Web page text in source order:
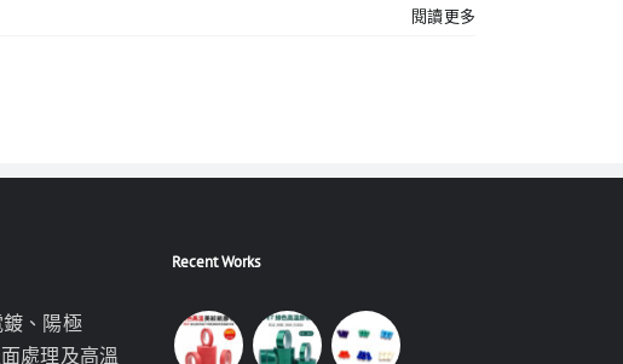
閱讀更多
、陽極
處理及高溫
Recent Works